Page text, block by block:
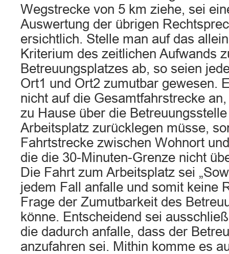
Wegstrecke von 5 km ziehe, sei
Auswertung der übrigen
ersichtlich. Stelle man auf das
Kriterium des zeitlichen Aufwands
Betreuungsplatzes ab, so seien
Ort1 und Ort2 zumutbar gewesen.
nicht auf die Gesamtfahrstrecke
zu Hause über die
Arbeitsplatz zurücklegen müsse,
Fahrtstrecke zwischen Wohnort
die die 30-Minuten-Grenze nicht
Die Fahrt zum Arbeitsplatz sei
jedem Fall anfalle und somit keine
Frage der Zumutbarkeit des
könne. Entscheidend sei
die dadurch anfalle, dass der
anzufahren sei. Mithin komme es